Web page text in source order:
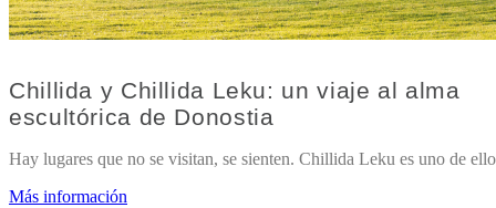
Chillida y Chillida Leku: un viaje al alma
escultórica de Donostia
Hay lugares que no se visitan, se sienten. Chillida Leku es uno de
Más información